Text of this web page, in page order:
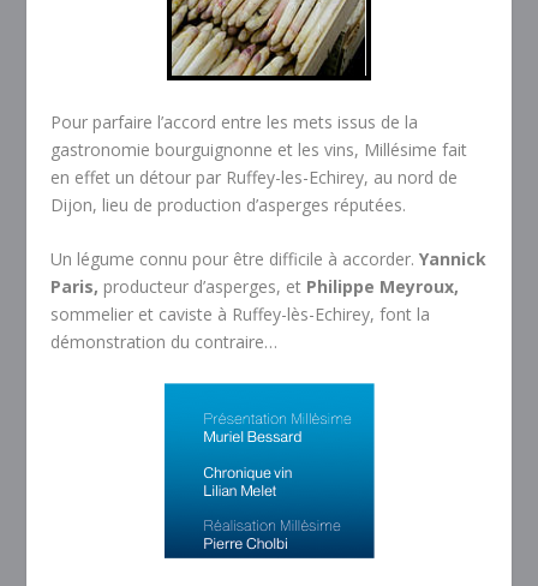
Pour parfaire l’accord entre les mets issus de la
gastronomie bourguignonne et les vins, Millésime fait
en effet un détour par Ruffey-les-Echirey, au nord de
Dijon, lieu de production d’asperges réputées.
Un légume connu pour être difficile à accorder.Yannick
Paris, producteur d’asperges, et Philippe Meyroux,
sommelier et caviste à Ruffey-lès-Echirey, font la
démonstration du contraire…